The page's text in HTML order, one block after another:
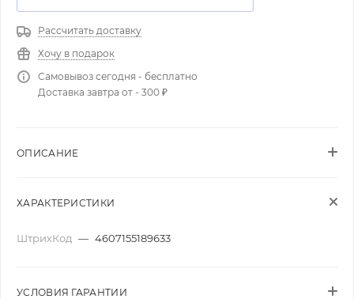
Рассчитать доставку
Хочу в подарок
Самовывоз сегодня - бесплатно
Доставка завтра от - 300 ₽
ОПИСАНИЕ
ХАРАКТЕРИСТИКИ
ШтрихКод — 4607155189633
УСЛОВИЯ ГАРАНТИИ